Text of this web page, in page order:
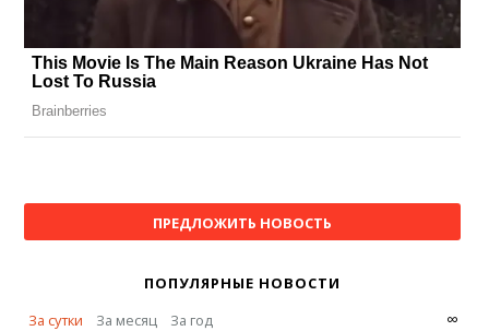
ПРЕДЛОЖИТЬ НОВОСТЬ
ПОПУЛЯРНЫЕ НОВОСТИ
За сутки
За месяц За год ∞